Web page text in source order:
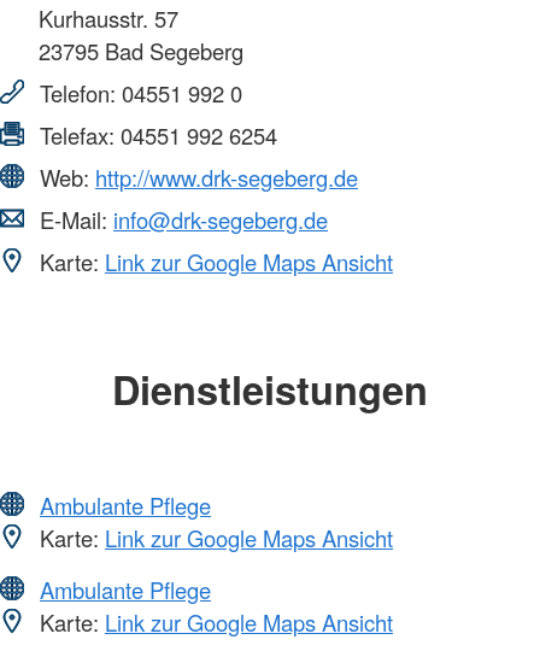
Kurhausstr. 57
23795 Bad Segeberg
Telefon: 04551 992 0
Telefax: 04551 992 6254
Web: http://www.drk-segeberg.de
E-Mail: info@drk-segeberg.de
Karte: Link zur Google Maps Ansicht
Dienstleistungen
Ambulante Pflege
Karte: Link zur Google Maps Ansicht
Ambulante Pflege
Karte: Link zur Google Maps Ansicht